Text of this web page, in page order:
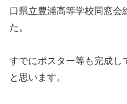
口県立豊浦高等学校同窓会
た。
すでにポスター等も完成し
と思います。